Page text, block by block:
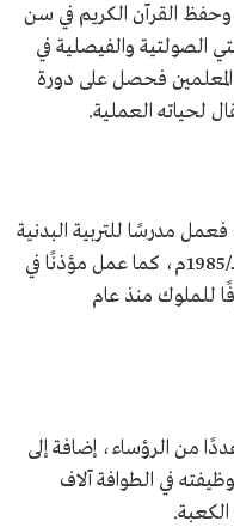
وحفظ القرآن الكريم في سن
الصولتية والفيصلية في
فحصل على دورة
لحياته العملية.
مدرسًا للتربية البدنية
بدءًا من عام 1380هـ/1961م إلى 1405هـ/1985م، كما عمل مؤذنًا في
للملوك منذ عام
من الرؤساء، إضافة إلى
في الطوافة آلاف